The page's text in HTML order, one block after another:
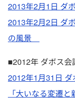
2013年2月1日 ダ
2013年2月2日 ダ
の風景
■2012年 ダボス会
2012年1月31日
「大いなる変遷と